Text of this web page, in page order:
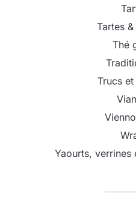
Tartes
Thé
Trucs
Yaourts, verrines